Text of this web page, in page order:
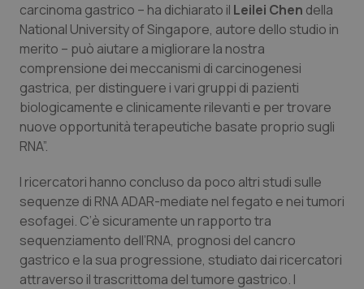
Calabria
Campania
Emilia-Romagna
Friuli Venezia Giulia
Lazio
Liguria
Lombardia
Asma & BPCO
Car-T
Colesterolo & coronaropatie
Dermatite Atopica
Diabete & glucometri
Disturbi dell’umore
Dolore
carcinoma gastrico – ha dichiarato il Leilei Chen della
National University of Singapore, autore dello studio in
merito – può aiutare a migliorare la nostra
comprensione dei meccanismi di carcinogenesi
gastrica, per distinguere i vari gruppi di pazienti
biologicamente e clinicamente rilevanti e per trovare
nuove opportunità terapeutiche basate proprio sugli
RNA”.
I ricercatori hanno concluso da poco altri studi sulle
sequenze di RNA ADAR-mediate nel fegato e nei tumori
esofagei. C’è sicuramente un rapporto tra
sequenziamento dell’RNA, prognosi del cancro
gastrico e la sua progressione, studiato dai ricercatori
attraverso il trascrittoma del tumore gastrico. I